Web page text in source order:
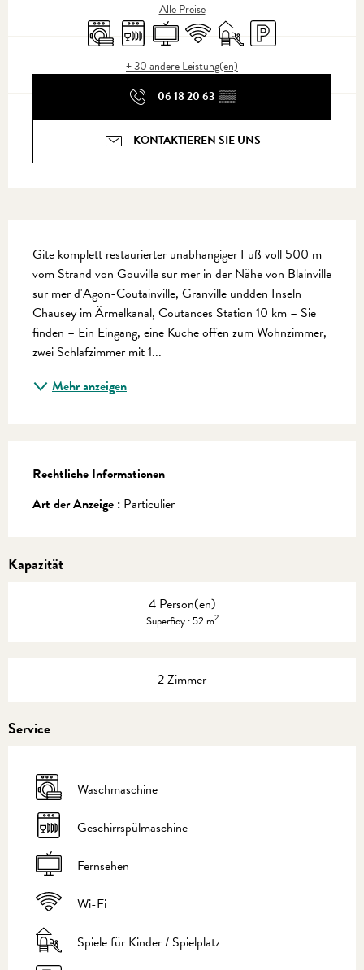
Alle Preise
Waschmaschine
Geschirrspülmaschine
Fernsehen
Wi-Fi Spiele für Kinder / Spielplatz
Parkplatz
+ 30 andere Leistung(en)
06 18 20 63 ▒▒
KONTAKTIEREN SIE UNS
Gite komplett restaurierter unabhängiger Fuß voll 500 m
vom Strand von Gouville sur mer in der Nähe von Blainville
sur mer d'Agon-Coutainville, Granville undden Inseln
Chausey im Ärmelkanal, Coutances Station 10 km – Sie
finden – Ein Eingang, eine Küche offen zum Wohnzimmer,
zwei Schlafzimmer mit 1...
Mehr anzeigen
Rechtliche Informationen
Rechtliche Informationen
Art der Anzeige : Particulier
Kapazität
4 Person(en)
Superficy : 52 m2
2 Zimmer
Service
Waschmaschine
Geschirrspülmaschine
Fernsehen
Wi-Fi
Spiele für Kinder / Spielplatz